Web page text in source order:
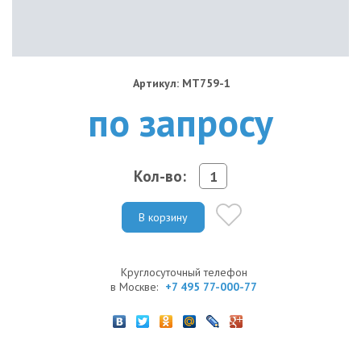
Артикул: MT759-1
по запросу
Кол-во:
В корзину
Круглосуточный телефон
в Москве: +7 495 77-000-77